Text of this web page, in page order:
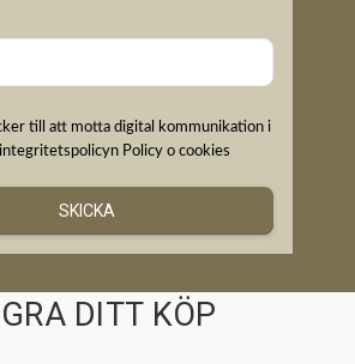
till att motta digital kommunikation i
Policy o cookies
SKICKA
DITT KÖP